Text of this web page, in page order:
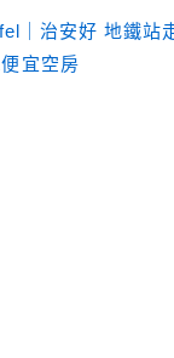
｜治安好 地鐵站
宜空房